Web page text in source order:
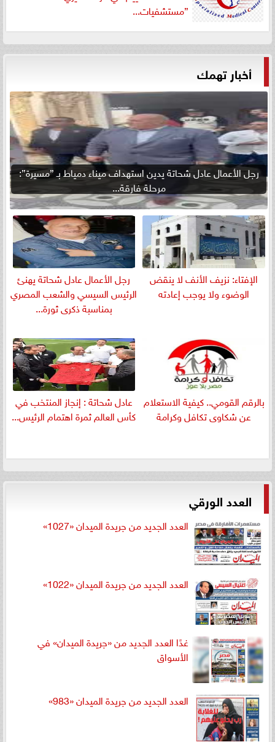
”مستشفيات...
أخبار تهمك
رجل الأعمال عادل شحاتة يدين استهداف ميناء دمياط بـ ”مسيرة”:
مرحلة فارقة...
الإفتاء: نزيف الأنف لا ينقض
الوضوء ولا يوجب إعادته
رجل الأعمال عادل شحاتة يهنئ
الرئيس السيسي والشعب المصري
بمناسبة ذكرى ثورة...
بالرقم القومي.. كيفية الاستعلام
عن شكاوى تكافل وكرامة
عادل شحاتة : إنجاز المنتخب في
كأس العالم ثمرة اهتمام الرئيس...
العدد الورقي
العدد الجديد من جريدة الميدان «1027»
العدد الجديد من جريدة الميدان «1022»
غدًا العدد الجديد من «جريدة الميدان» في
الأسواق
العدد الجديد من جريدة الميدان «983»